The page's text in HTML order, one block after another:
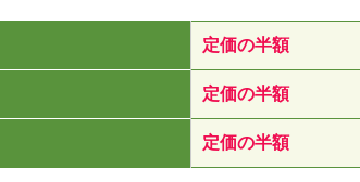
定価の半額
定価の半額
定価の半額